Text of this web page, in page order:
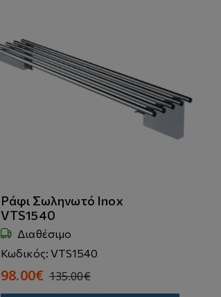
Ράφι Σωληνωτό Inox
VTS1540
Διαθέσιμο
Κωδικός: VTS1540
98.00€ 135.00€